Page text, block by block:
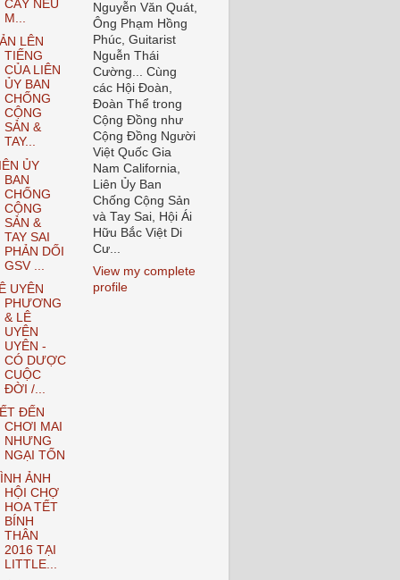
CÂY NÊU
M...
LÊN
TIẾNG
CỦA LIÊN
ỦY BAN
CHỐNG
CỘNG
SẢN &
TAY...
ỦY
BAN
CHỐNG
CỘNG
SẢN &
TAY SAI
PHẢN DỐI
GSV ...
UYÊN
PHƯƠNG
& LÊ
UYÊN
UYÊN -
CÓ DƯỢC
CUỘC
ĐỜI /...
ĐẾN
CHƠI MAI
NHƯNG
NGẠI TỐN
ẢNH
HỘI CHỢ
HOA TẾT
BÍNH
THÂN
2016 TẠI
LITTLE...
Nguyễn Văn Quát,
Ông Phạm Hồng
Phúc, Guitarist
Nguễn Thái
Cường... Cùng
các Hội Đoàn,
Đoàn Thể trong
Cộng Đồng như
Cộng Đồng Người
Việt Quốc Gia
Nam California,
Liên Ủy Ban
Chống Cộng Sản
và Tay Sai, Hội Ái
Hữu Bắc Việt Di
Cư...
View my complete
profile